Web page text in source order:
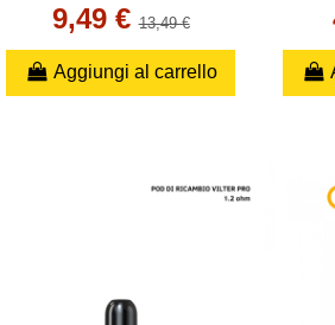
9,49 €13,49 €
Aggiungi al carrello